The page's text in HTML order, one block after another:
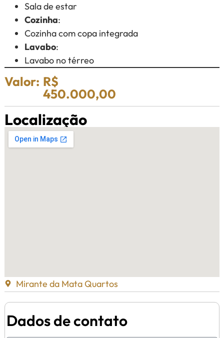
Sala de estar
Cozinha:
Cozinha com copa integrada
Lavabo:
Lavabo no térreo
Valor: R$
450.000,00
Localização
Mirante da Mata Quartos
Dados de contato